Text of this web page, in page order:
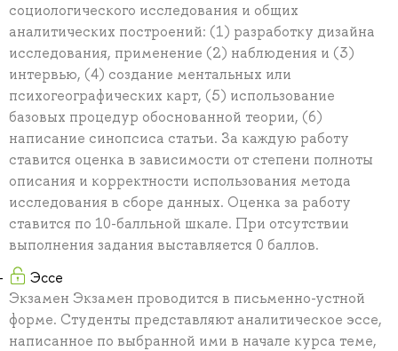
социологического исследования и общих
аналитических построений: (1) разработку дизайна
исследования, применение (2) наблюдения и (3)
интервью, (4) создание ментальных или
психогеографических карт, (5) использование
базовых процедур обоснованной теории, (6)
написание синопсиса статьи. За каждую работу
ставится оценка в зависимости от степени полноты
описания и корректности использования метода
исследования в сборе данных. Оценка за работу
ставится по 10-балльной шкале. При отсутствии
выполнения задания выставляется 0 баллов.
Эссе
Экзамен Экзамен проводится в письменно-устной
форме. Студенты представляют аналитическое эссе,
написанное по выбранной ими в начале курса теме,